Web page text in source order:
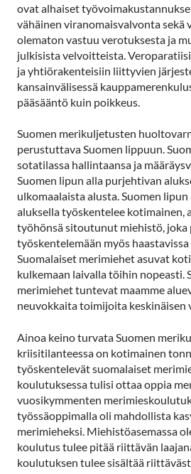
ovat alhaiset
vähäinen viranomaisvalvonta sekä
olematon vastuu verotuksesta ja
julkisista velvoitteista.
ja yhtiörakenteisiin liittyvien
kansainvälisessä
pääsääntö kuin poikkeus.
Suomen merikuljetusten
perustuttava Suomen lippuun.
sotatilassa hallintaansa ja
Suomen lipun alla purjehtivan
ulkomaalaista alusta. Suomen
aluksella työskentelee kotimainen,
työhönsä sitoutunut miehistö, joka
työskentelemään myös
Suomalaiset merimiehet asuvat
kulkemaan laivalla töihin nopeasti.
merimiehet tuntevat maamme
neuvokkaita toimijoita keskinäisen
Ainoa keino turvata Suomen
kriisitilanteessa on kotimainen
työskentelevät suomalaiset
koulutuksessa tulisi ottaa oppia
vuosikymmenten
työssäoppimalla oli mahdollista
merimieheksi. Miehistöasemassa
koulutus tulee pitää riittävän
koulutuksen tulee sisältää